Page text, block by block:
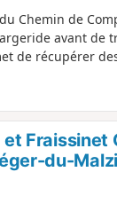
Chemin de
avant de
de récupérer
de
!
et Fraissinet
du-